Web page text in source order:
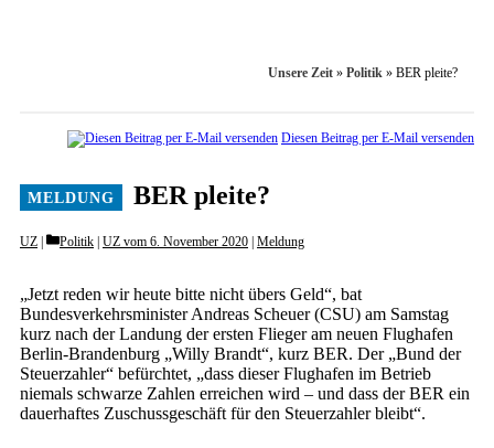
Unsere Zeit » Politik » BER pleite?
Diesen Beitrag per E-Mail versenden
BER pleite?
UZ Categories
Politik UZ vom 6. November 2020 Meldung
„Jetzt reden wir heute bitte nicht übers Geld“, bat
Bundesverkehrsminister Andreas Scheuer (CSU) am Samstag
kurz nach der Landung der ersten Flieger am neuen Flughafen
Berlin-Brandenburg „Willy Brandt“, kurz BER. Der „Bund der
Steuerzahler“ befürchtet, „dass dieser Flughafen im Betrieb
niemals schwarze Zahlen erreichen wird – und dass der BER ein
dauerhaftes Zuschussgeschäft für den Steuerzahler bleibt“.